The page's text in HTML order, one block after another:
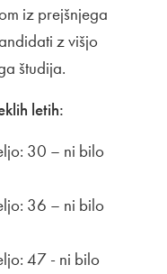
iz prejšnjega
z višjo
študija.
letih:
30 – ni bilo
36 – ni bilo
47 - ni bilo